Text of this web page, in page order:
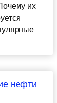
их
нефти